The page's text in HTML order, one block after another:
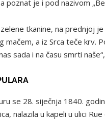
poznat je i pod nazivom
tkanine, na prednjoj
mačem, a iz Srca teče krv.
sada i na času smrti
se 28. siječnja 1840.
nalazila u kapeli u ulici